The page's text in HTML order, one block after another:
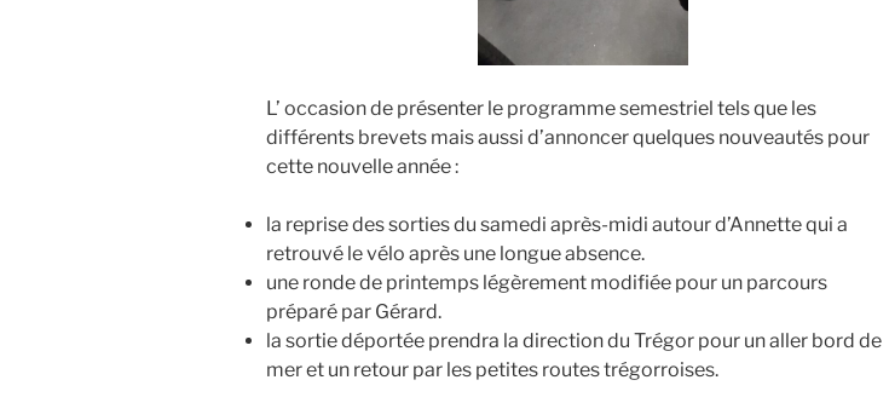
L’ occasion de présenter le programme semestriel tels que les
différents brevets mais aussi d’annoncer quelques nouveautés pour
cette nouvelle année :
la reprise des sorties du samedi après-midi autour d’Annette qui a
retrouvé le vélo après une longue absence.
une ronde de printemps légèrement modifiée pour un parcours
préparé par Gérard.
la sortie déportée prendra la direction du Trégor pour un aller bord de
mer et un retour par les petites routes trégorroises.